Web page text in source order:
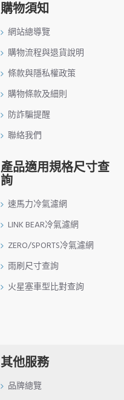
購物須知
網站總導覽
購物流程與退貨說明
條款與隱私權政策
購物條款及細則
防詐騙提醒
聯絡我們
產品適用規格尺寸查
詢
速馬力冷氣濾網
LINK BEAR冷氣濾網
ZERO/SPORTS冷氣濾網
雨刷尺寸查詢
火星塞車型比對查詢
其他服務
品牌總覽